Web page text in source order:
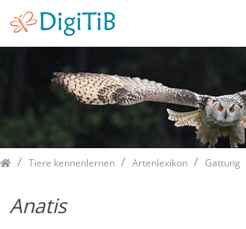
HomeTiere kennenlernen Artenlexikon Gattung
Anatis